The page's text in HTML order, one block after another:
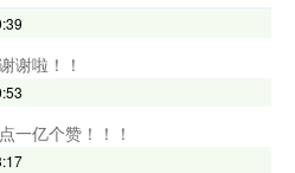
谢啦！！
一亿个赞！！！